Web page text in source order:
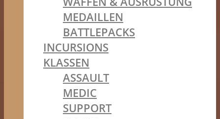
MEDAILLEN
BATTLEPACKS
INCURSIONS
KLASSEN
ASSAULT
MEDIC
SUPPORT